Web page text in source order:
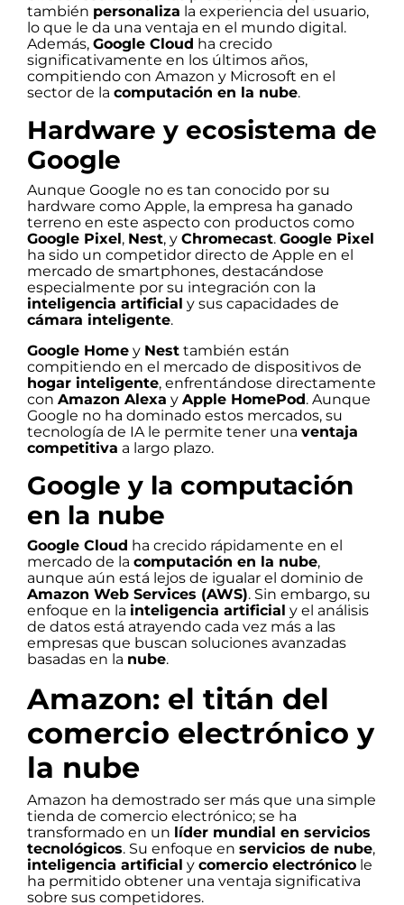
también personaliza la experiencia del usuario,
lo que le da una ventaja en el mundo digital.
Además, Google Cloud ha crecido
significativamente en los últimos años,
compitiendo con Amazon y Microsoft en el
sector de la computación en la nube.
Hardware y ecosistema de
Google
Aunque Google no es tan conocido por su
hardware como Apple, la empresa ha ganado
terreno en este aspecto con productos como
Google Pixel, Nest, y Chromecast. Google Pixel
ha sido un competidor directo de Apple en el
mercado de smartphones, destacándose
especialmente por su integración con la
inteligencia artificial y sus capacidades de
cámara inteligente.
Google Home y Nest también están
compitiendo en el mercado de dispositivos de
hogar inteligente, enfrentándose directamente
con Amazon Alexa y Apple HomePod. Aunque
Google no ha dominado estos mercados, su
tecnología de IA le permite tener una ventaja
competitiva a largo plazo.
Google y la computación
en la nube
Google Cloud ha crecido rápidamente en el
mercado de la computación en la nube,
aunque aún está lejos de igualar el dominio de
Amazon Web Services (AWS). Sin embargo, su
enfoque en la inteligencia artificial y el análisis
de datos está atrayendo cada vez más a las
empresas que buscan soluciones avanzadas
basadas en la nube.
Amazon: el titán del
comercio electrónico y
la nube
Amazon ha demostrado ser más que una simple
tienda de comercio electrónico; se ha
transformado en un líder mundial en servicios
tecnológicos. Su enfoque en servicios de nube,
inteligencia artificial y comercio electrónico le
ha permitido obtener una ventaja significativa
sobre sus competidores.